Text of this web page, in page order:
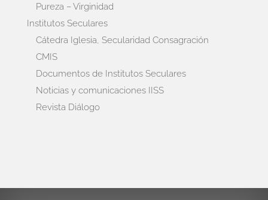
Pureza – Virginidad
Institutos Seculares
Cátedra Iglesia, Secularidad Consagración
CMIS
Documentos de Institutos Seculares
Noticias y comunicaciones IISS
Revista Diálogo